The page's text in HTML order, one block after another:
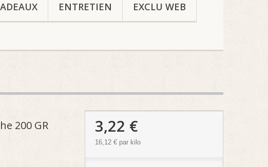
ENTRETIEN EXCLU WEB
200 GR
3,22 €
16,12 €par kilo